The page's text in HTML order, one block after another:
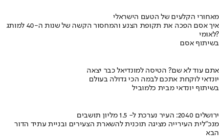
מאחורי הקלעים של הטעם הישראלי
איך אסם הפכה את תקופת הצנע והמחסור הקשה של שנות ה-40 למותג
לאומי?
בשיתוף אסם
אתם עוד לא שם? הטיסה למונדיאל כבר יצאה
יונדאי לוקחת אתכם לבמה הכי גדולה בעולם
בשיתוף יונדאי מבית כלמוביל
ירושלים 2040: העיר נערכת ל- 1.5 מליון תושבים
מנכ"לית העירייה מציגה תוכנית להשארת הצעירים ובניית עתיד הדור
הבא